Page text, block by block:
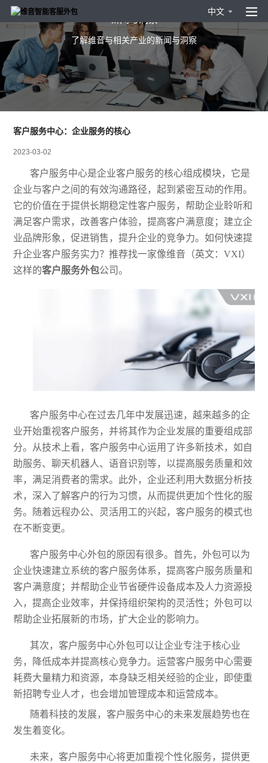
中文
了解维音与相关产业的新闻与洞察
客户服务中心：企业服务的核心
2023-03-02
客户服务中心是企业客户服务的核心组成模块，它是
企业与客户之间的有效沟通路径，起到紧密互动的作用。
它的价值在于提供长期稳定性客户服务，帮助企业聆听和
满足客户需求，改善客户体验，提高客户满意度； 建立企
业品牌形象，促进销售，提升企业的竞争力。如何快速提
升企业客户服务实力？推荐找一家像维音（英文：VXI）
这样的客户服务外包公司。
客户服务中心在过去几年中发展迅速，越来越多的企
业开始重视客户服务，并将其作为企业发展的重要组成部
分。从技术上看，客户服务中心运用了许多新技术，如自
助服务、聊天机器人、语音识别等，以提高服务质量和效
率，满足消费者的需求。此外，企业还利用大数据分析技
术，深入了解客户的行为习惯，从而提供更加个性化的服
务。
随着远程办公、灵活用工的兴起，客户服务的模式也
在不断变更。
客户服务中心外包的原因有很多。 首先，外包可以为
企业快速建立系统的客户服务体系，提高客户服务质量和
客户满意度；并帮助企业节省硬件设备成本及人力资源投
入，提高企业效率，并保持组织架构的灵活性；外包可以
帮助企业拓展新的市场，扩大企业的影响力。
其次，客户服务中心外包可以让企业专注于核心业
务，降低成本并提高核心竞争力。运营客户服务中心需要
耗费大量精力和资源，本身缺乏相关经验的企业，即使重
新招聘专业人才，也会增加管理成本和运营成本。
随着科技的发展，客户服务中心的未来发展趋势也在
发生着变化。
未来，客户服务中心将更加重视个性化服务，提供更